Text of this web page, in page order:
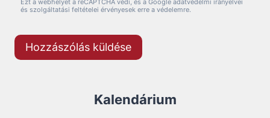
és szolgáltatási feltételei érvényesek erre a védelemre.
Kalendárium